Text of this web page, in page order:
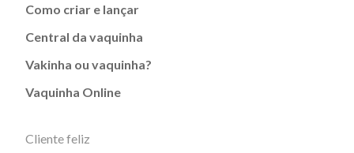
Como criar e lançar
Central da vaquinha
Vakinha ou vaquinha?
Vaquinha Online
Cliente feliz